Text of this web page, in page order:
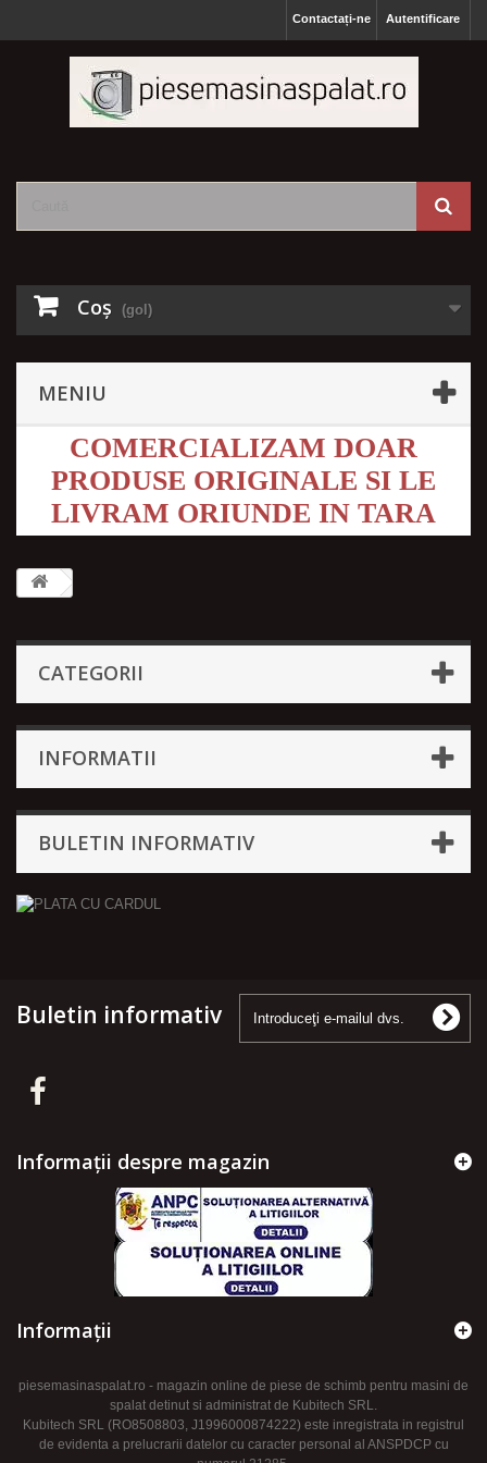
Autentificare
Contactați-ne
Coş (gol)
MENIU
COMERCIALIZAM DOAR
PRODUSE ORIGINALE SI LE
LIVRAM ORIUNDE IN TARA
CATEGORII
INFORMATII
BULETIN INFORMATIV
Buletin informativ
Informații despre magazin
Informaţii
piesemasinaspalat.ro - magazin online de piese de schimb pentru masini de
spalat detinut si administrat de Kubitech SRL.
Kubitech SRL (RO8508803, J1996000874222) este inregistrata in registrul
de evidenta a prelucrarii datelor cu caracter personal al ANSPDCP cu